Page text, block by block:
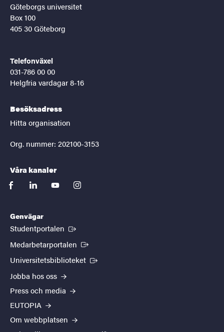
Göteborgs universitet
Box 100
405 30 Göteborg
Telefonväxel
031-786 00 00
Helgfria vardagar 8-16
Besöksadress
Hitta organisation
Org. nummer: 202100-3153
Våra kanaler
facebooklinkedinyoutubeinstagram
Genvägar
Studentportalen (Extern länk)
Medarbetarportalen (Extern länk)
Universitetsbiblioteket (Extern länk)
Jobba hos oss
Press och media
EUTOPIA
Om webbplatsen